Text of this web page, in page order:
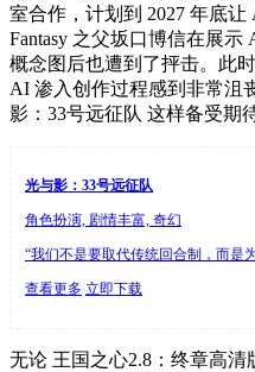
室合作，计划到 2027 年底让
Fantasy 之父坂口博信在展示
概念图后也遭到了抨击。此
AI 渗入创作过程感到非常沮
影：33号远征队 这样备受期
光与影：33号远征队
角色扮演, 剧情丰富, 奇幻
“我们不是要取代传统回合制，而是
查看更多 立即下载
无论 王国之心2.8：终章高清